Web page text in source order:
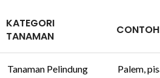
KATEGORI
TANAMAN
CONTOH
Tanaman Pelindung Palem,